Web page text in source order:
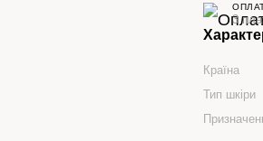
3
Країна
Тип шкіри